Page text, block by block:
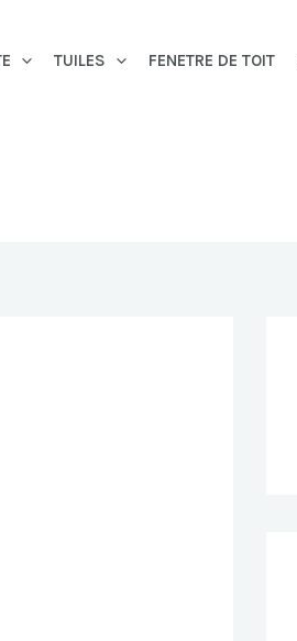
TUILES FENETRE DE TOIT